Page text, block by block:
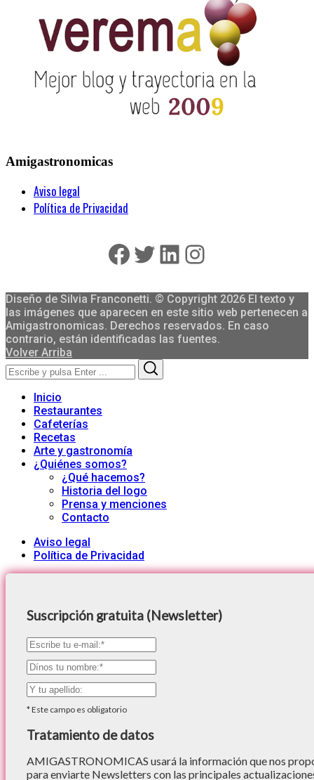
Amigastronomicas
Aviso legal
Política de Privacidad
Facebook
Twitter
LinkedIn
Instagram
Diseño de Silvia Franconetti. © Copyright 2026 El texto y
las imágenes que aparecen en este sitio web pertenecen a
Amigastronomicas. Derechos reservados. En caso
contrario, están identificadas las fuentes.
Volver Arriba
Search
for:
Inicio
Restaurantes
Cafeterías
Recetas
Arte y gastronomía
¿Quiénes somos?
¿Qué hacemos?
Historia del logo
Prensa y menciones
Contacto
Aviso legal
Política de Privacidad
Suscripción gratuita (Newsletter)
*Este campo es obligatorio
Tratamiento de datos
AMIGASTRONOMICAS usará la información que nos
para enviarte Newsletters con las principales